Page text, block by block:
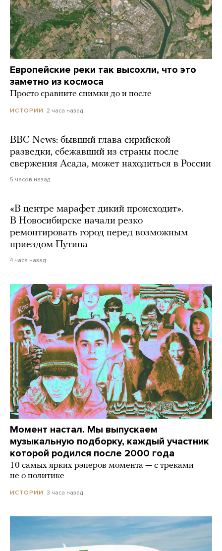
Европейские реки так высохли, что это
заметно из космоса
Просто сравните снимки до и после
ИСТОРИИ 2 часа назад
BBC News: бывший глава сирийской
разведки, сбежавший из страны после
свержения Асада, может находиться в России
5 часов назад
«В центре марафет дикий происходит».
В Новосибирске начали резко
ремонтировать город перед возможным
приездом Путина
4 часа назад
Момент настал. Мы выпускаем
музыкальную подборку, каждый участник
которой родился после 2000 года
10 самых ярких рэперов момента — с треками
не о политике
ИСТОРИИ 3 часа назад